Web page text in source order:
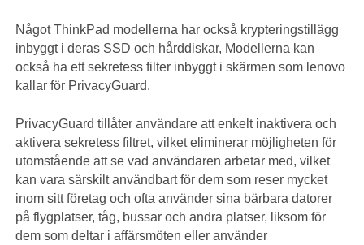
Något ThinkPad modellerna har också krypteringstillägg
inbyggt i deras SSD och hårddiskar, Modellerna kan
också ha ett sekretess filter inbyggt i skärmen som lenovo
kallar för PrivacyGuard.
PrivacyGuard tillåter användare att enkelt inaktivera och
aktivera sekretess filtret, vilket eliminerar möjligheten för
utomstående att se vad användaren arbetar med, vilket
kan vara särskilt användbart för dem som reser mycket
inom sitt företag och ofta använder sina bärbara datorer
på flygplatser, tåg, bussar och andra platser, liksom för
dem som deltar i affärsmöten eller använder